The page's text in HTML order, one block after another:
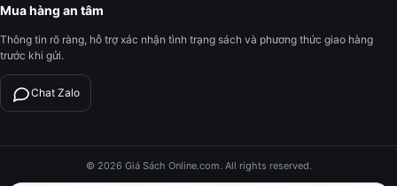
Mua hàng an tâm
Thông tin rõ ràng, hỗ trợ xác nhận tình trạng sách và phương thức giao hàng
trước khi gửi.
Chat Zalo
© 2026 Giá Sách Online.com. All rights reserved.